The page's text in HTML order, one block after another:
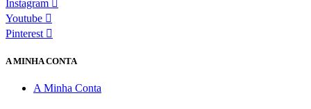
Instagram
Youtube
Pinterest
A MINHA CONTA
A Minha Conta